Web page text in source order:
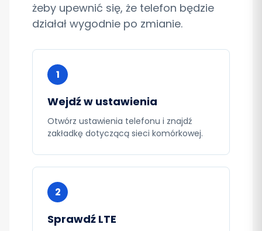
żeby upewnić się, że telefon będzie
działał wygodnie po zmianie.
1
Wejdź w ustawienia
Otwórz ustawienia telefonu i znajdź
zakładkę dotyczącą sieci komórkowej.
2
Sprawdź LTE